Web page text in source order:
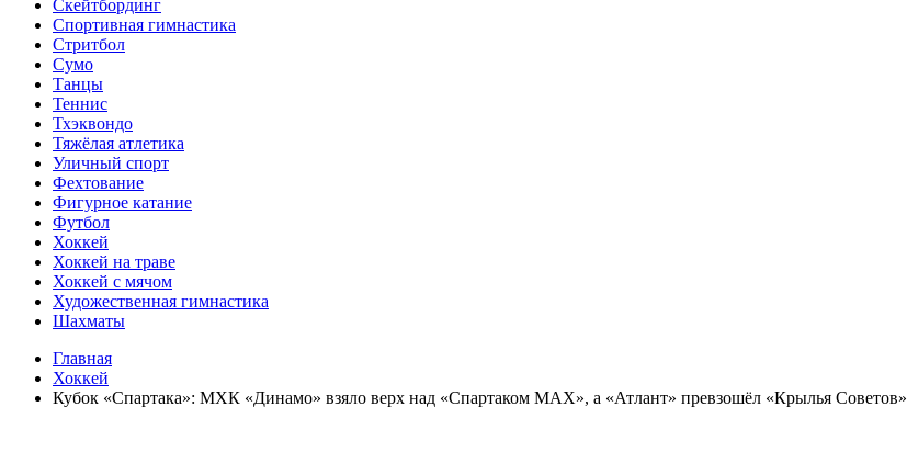
Скейтбординг
Спортивная гимнастика
Стритбол
Сумо
Танцы
Теннис
Тхэквондо
Тяжёлая атлетика
Уличный спорт
Фехтование
Фигурное катание
Футбол
Хоккей
Хоккей на траве
Хоккей с мячом
Художественная гимнастика
Шахматы
Главная
Хоккей
Кубок «Спартака»: МХК «Динамо» взяло верх над «Спартаком МАХ», а «Атлант» превзошёл «Крылья Советов»